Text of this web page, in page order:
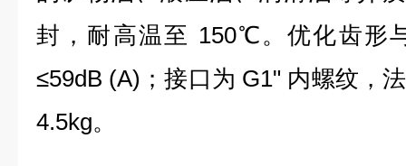
封，耐高温至 150℃。优化齿形
≤59dB (A)；接口为 G1" 内螺纹，
4.5kg。